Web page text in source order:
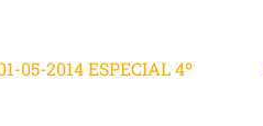
05-2014 ESPECIAL 4º